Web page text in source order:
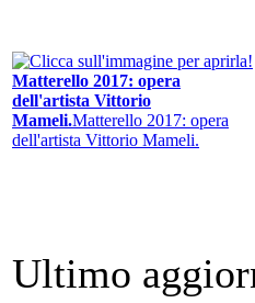
Matterello 2017: opera
dell'artista Vittorio
Mameli.Matterello 2017: opera
dell'artista Vittorio Mameli.
Ultimo